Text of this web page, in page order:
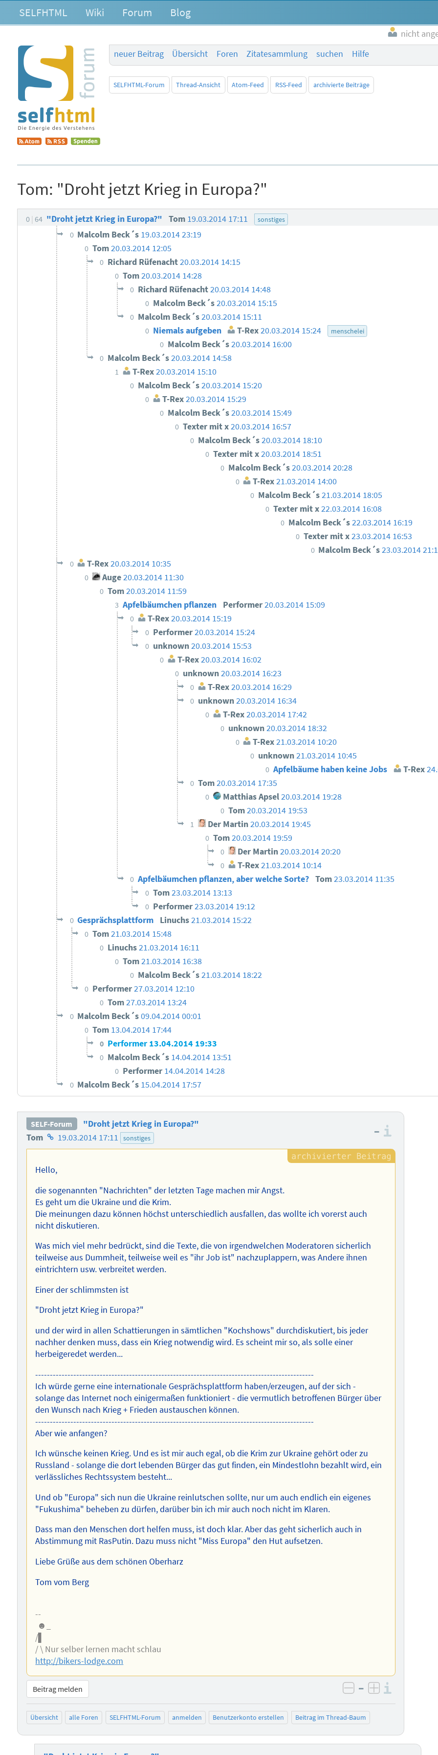
SELFHTML Wiki Forum Blog
nicht
neuer Beitrag
Übersicht Foren Zitatesammlung suchen Hilfe
SELFHTML-Forum Thread-Ansicht Atom-Feed RSS-Feed archivierte Beiträge
Tom: "Droht jetzt Krieg in Europa?"
0 64 "Droht jetzt Krieg in Europa?" Tom 19.03.2014 17:11 sonstiges
0 Malcolm Beck´s 19.03.2014 23:19
0 Tom20.03.2014 12:05
0 Richard Rüfenacht20.03.2014 14:15
0 Tom20.03.2014 14:28
0 Richard Rüfenacht20.03.2014 14:48
0 Malcolm Beck´s20.03.2014 15:15
0 Malcolm Beck´s20.03.2014 15:11
0 Niemals aufgeben T-Rex20.03.2014 15:24 menschelei
0 Malcolm Beck´s20.03.2014 16:00
0 Malcolm Beck´s20.03.2014 14:58
1 T-Rex20.03.2014 15:10
0 Malcolm Beck´s20.03.2014 15:20
0 T-Rex20.03.2014 15:29
0 Malcolm Beck´s20.03.2014 15:49
0 Texter mit x20.03.2014 16:57
0 Malcolm Beck´s20.03.2014 18:10
0 Texter mit x20.03.2014 18:51
0 Malcolm Beck´s20.03.2014 20:28
0 T-Rex21.03.2014 14:00
0 Malcolm Beck´s21.03.2014 18:05
0 Texter mit x22.03.2014 16:08
0 Malcolm Beck´s22.03.2014 16:19
0 Texter mit x23.03.2014 16:53
0 Malcolm Beck´s23.03.2014
0 T-Rex20.03.2014 10:35
0 Auge20.03.2014 11:30
0 Tom20.03.2014 11:59
3 Apfelbäumchen pflanzen Performer20.03.2014 15:09
0 T-Rex 20.03.2014 15:19
0 Performer20.03.2014 15:24
0 unknown20.03.2014 15:53
0 T-Rex20.03.2014 16:02
0 unknown20.03.2014 16:23
0 T-Rex20.03.2014 16:29
0 unknown20.03.2014 16:34
0 T-Rex20.03.2014 17:42
0 unknown20.03.2014 18:32
0 T-Rex21.03.2014 10:20
0 unknown21.03.2014 10:45
0 Apfelbäume haben keine Jobs T-Rex
0 Tom20.03.2014 17:35
0 Matthias Apsel20.03.2014 19:28
0 Tom20.03.2014 19:53
1 Der Martin20.03.2014 19:45
0 Tom20.03.2014 19:59
0 Der Martin 20.03.2014 20:20
0 T-Rex 21.03.2014 10:14
0 Apfelbäumchen pflanzen, aber welche Sorte? Tom23.03.2014 11:35
0 Tom23.03.2014 13:13
0 Performer23.03.2014 19:12
0 Gesprächsplattform Linuchs21.03.2014 15:22
0 Tom21.03.2014 15:48
0 Linuchs21.03.2014 16:11
0 Tom21.03.2014 16:38
0 Malcolm Beck´s21.03.2014 18:22
0 Performer27.03.2014 12:10
0 Tom27.03.2014 13:24
0 Malcolm Beck´s09.04.2014 00:01
0 Tom 13.04.2014 17:44
0 Performer 13.04.2014 19:33
0 Malcolm Beck´s 14.04.2014 13:51
0 Performer 14.04.2014 14:28
0 Malcolm Beck´s 15.04.2014 17:57
SELF-Forum
"Droht jetzt Krieg in Europa?"
Tom Homepage
des
Autors
19.03.2014 17:11 sonstiges –
Hello,
die sogenannten "Nachrichten" der letzten Tage machen mir Angst.
Es geht um die Ukraine und die Krim.
Die meinungen dazu können höchst unterschiedlich ausfallen, das wollte ich vorerst auch
nicht diskutieren.
Was mich viel mehr bedrückt, sind die Texte, die von irgendwelchen Moderatoren sicherlich
teilweise aus Dummheit, teilweise weil es "ihr Job ist" nachzuplappern, was Andere ihnen
eintrichtern usw. verbreitet werden.
Einer der schlimmsten ist
"Droht jetzt Krieg in Europa?"
und der wird in allen Schattierungen in sämtlichen "Kochshows" durchdiskutiert, bis jeder
nachher denken muss, dass ein Krieg notwendig wird. Es scheint mir so, als solle einer
herbeigeredet werden...
-----------------------------------------------------------------------------------------------
Ich würde gerne eine internationale Gesprächsplattform haben/erzeugen, auf der sich -
solange das Internet noch einigermaßen funktioniert - die vermutlich betroffenen Bürger über
den Wunsch nach Krieg + Frieden austauschen können.
-----------------------------------------------------------------------------------------------
Aber wie anfangen?
Ich wünsche keinen Krieg. Und es ist mir auch egal, ob die Krim zur Ukraine gehört oder zu
Russland - solange die dort lebenden Bürger das gut finden, ein Mindestlohn bezahlt wird, ein
verlässliches Rechtssystem besteht...
Und ob "Europa" sich nun die Ukraine reinlutschen sollte, nur um auch endlich ein eigenes
"Fukushima" beheben zu dürfen, darüber bin ich mir auch noch nicht im Klaren.
Dass man den Menschen dort helfen muss, ist doch klar. Aber das geht sicherlich auch in
Abstimmung mit RasPutin. Dazu muss nicht "Miss Europa" den Hut aufsetzen.
Liebe Grüße aus dem schönen Oberharz
Tom vom Berg
--
☻_
/▌
/ \ Nur selber lernen macht schlau
http://bikers-lodge.com
Beitrag melden negativ bewerten
– positiv
Übersicht alle Foren SELFHTML-Forum anmelden Benutzerkonto erstellen Beitrag im Thread-Baum